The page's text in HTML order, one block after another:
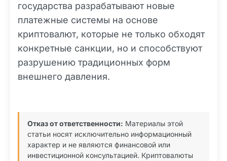
государства разрабатывают новые
платежные системы на основе
криптовалют, которые не только обходят
конкретные санкции, но и способствуют
разрушению традиционных форм
внешнего давления.
Отказ от ответственности: Материалы этой
статьи носят исключительно информационный
характер и не являются финансовой или
инвестиционной консультацией. Криптовалюты